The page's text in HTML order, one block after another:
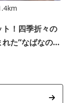
ト！四季折々の
た”なばなの里